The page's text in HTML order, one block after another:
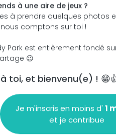
nom
une description
un commentaire
à une aire de jeux ?
à prendre quelques photos
comptons sur toi !
Park est entièrement fondé
😉
toi, et bienvenu(e) !
Je m'inscris en moins d'1
et je contribue